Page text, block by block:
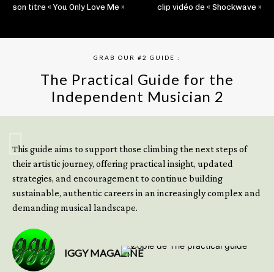
son titre « You Only Love Me »
clip vidéo de « Shockwave »
GRAB OUR #2 GUIDE :
The Practical Guide for the
Independent Musician 2
This guide aims to support those climbing the next steps of
their artistic journey, offering practical insight, updated
strategies, and encouragement to continue building
sustainable, authentic careers in an increasingly complex and
demanding musical landscape.
IGGY MAGAZINE